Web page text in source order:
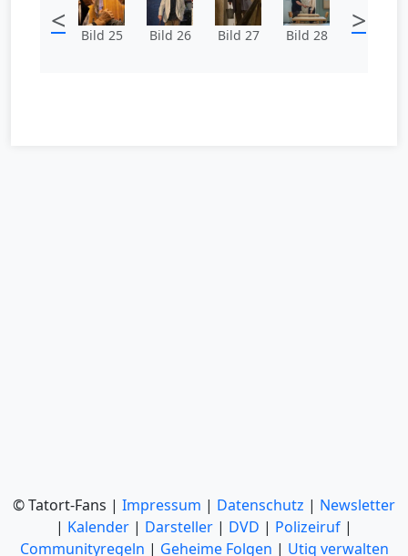
< Bild 25 Bild 26 Bild 27 Bild 28 >
© Tatort-Fans | Impressum | Datenschutz | Newsletter
| Kalender | Darsteller | DVD | Polizeiruf |
Communityregeln | Geheime Folgen | Utiq verwalten